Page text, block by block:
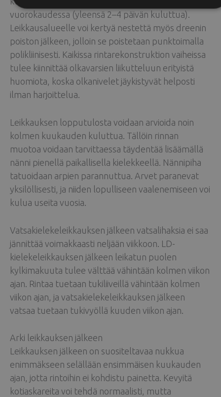
vuorokaudessa (yleensä 2–4 päivän kuluttua).
Leikkausalueelle voi kertyä nestettä myös dreenin
poiston jälkeen, jolloin se poistetaan punktoimalla
polikliinisesti. Kaikissa rintarekonstruktion vaiheissa
tulee kiinnittää olkavarsien liikutteluun erityistä
huomiota, koska olkanivelet jäykistyvät helposti
ilman harjoittelua.
Leikkauksen lopputulosta voidaan arvioida noin
kolmen kuukauden kuluttua. Tällöin rinnan
muotoa voidaan tarvittaessa täydentää lisäämällä
nänni pienellä paikallisella kielekkeellä. Nännipiha
tatuoidaan arpien parannuttua. Arvet paranevat
yksilöllisesti, ja niiden lopulliseen vaalenemiseen voi
kulua useita vuosia.
Vatsakielekeleikkauksen jälkeen vatsalihaksia ei saa
jännittää voimakkaasti neljään viikkoon. LD-
kielekeleikkauksen jälkeen leikatun puolen
kylkimakuuta tulee välttää vähintään kolmen viikon
ajan. Rintaa tuetaan tukiliiveillä vähintään kolmen
viikon ajan, ja vatsakielekeleikkauksen jälkeen
vatsaa tuetaan tukivyöllä kuuden viikon ajan.
Arki leikkauksen jälkeen
Leikkauksen jälkeen on suositeltavaa nukkua
enimmäkseen selällään ensimmäisen kuukauden
ajan, jotta rintoihin ei kohdistu painetta. Kevyitä
kotiaskareita voi tehdä normaalisti, mutta